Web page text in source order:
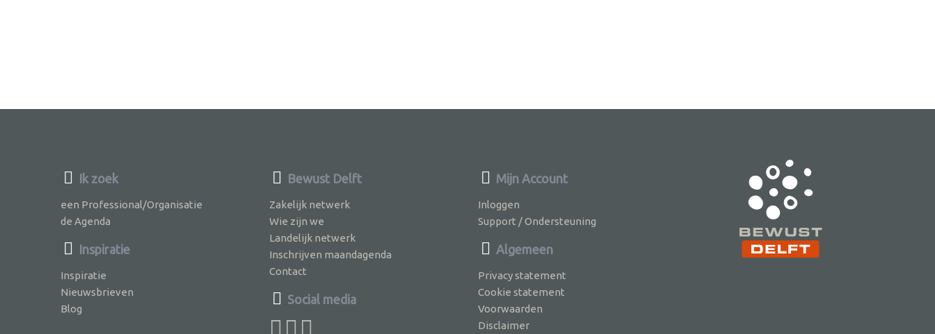
Ik zoek
een Professional/Organisatie
de Agenda
Inspiratie
Inspiratie
Nieuwsbrieven
Blog
Bewust Delft
Zakelijk netwerk
Wie zijn we
Landelijk netwerk
Inschrijven maandagenda
Contact
Social media
Mijn Account
Inloggen
Support / Ondersteuning
Algemeen
Privacy statement
Cookie statement
Voorwaarden
Disclaimer